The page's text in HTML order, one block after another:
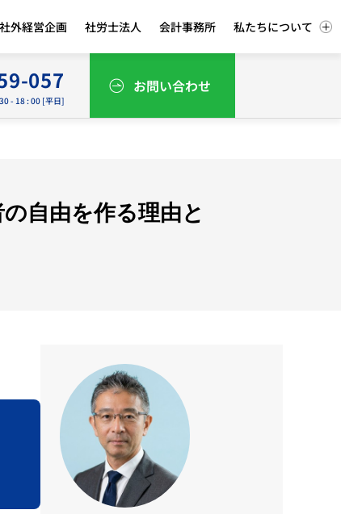
社外経営企画 社労士法人 会計事務所 私たちについて
057
- 18 : 00 [平日]
お問い合わせ
自由を作る理由と